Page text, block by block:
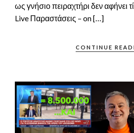
ως γνήσιο πειραχτήρι δεν αφήνει
Live Παραστάσεις – on […]
CONTINUE